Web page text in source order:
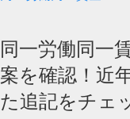
同一労働同一
案を確認！近
た追記をチェ